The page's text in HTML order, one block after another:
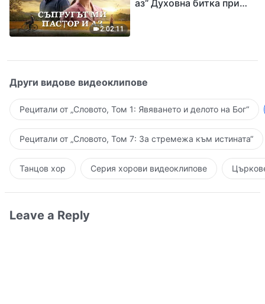
2:02:11
аз“ Духовна битка при
Други видове видеоклипове
Рецитали от „Словото, Том 1: Явяването и делото на Бог“
Рецитали от „Словото, Том 7: За стремежа към истината“
Танцов хор Серия хорови видеоклипове
Leave a Reply